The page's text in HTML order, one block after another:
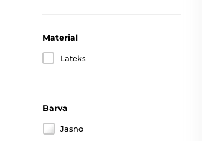
Material
Lateks
Barva
Jasno